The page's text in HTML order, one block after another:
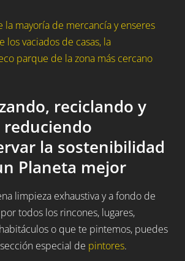
la mayoría de mercancía y enseres
los vaciados de casas, la
parque de la zona más cercano
reciclando y
reduciendo
la sostenibilidad
Planeta mejor
limpieza exhaustiva y a fondo de
todos los rincones, lugares,
o que te pintemos, puedes
especial de pintores.